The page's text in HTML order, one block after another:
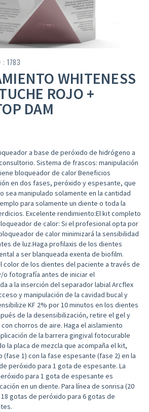
: 1783
WHITENESS
ROJO +
DAM
a base de peróxido de hidrógeno a
Sistema de frascos: manipulación
bloqueador de calor Beneficios
en dos fases, peróxido y espesante, que
sea manipulado solamente en la cantidad
para solamente un diente o toda la
Excelente rendimiento:El kit completo
de calor: Si el profesional opta por
de calor minimizará la sensibilidad
de luz.Haga profilaxis de los dientes
a ser blanqueada exenta de biofilm.
color de los dientes del paciente a través de
o fotografía antes de iniciar el
a la inserción del separador labial Arcflex
y manipulación de la cavidad bucal y
KF 2% por 10 minutos en los dientes
de la desensibilización, retire el gel y
chorros de aire. Haga el aislamiento
de la barrera gingival fotocurable
la placa de mezcla que acompaña el kit,
(fase 1) con la fase espesante (fase 2) en la
peróxido para 1 gota de espesante. La
para 1 gota de espesante es
en un diente. Para línea de sonrisa (20
gotas de peróxido para 6 gotas de